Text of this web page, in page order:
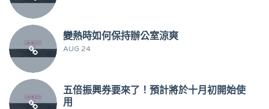
變熱時如何保持辦公室涼爽
AUG 24
五倍振興券要來了！預計將於十月初開始使
用